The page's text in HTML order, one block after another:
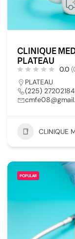
CLINIQUE
PLATEAU
0.0
PLATEAU
(225)
CLINIQUE
POPULAR